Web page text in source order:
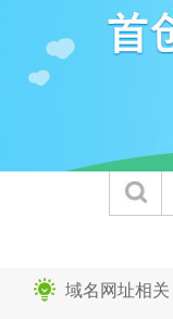
域名网址相关